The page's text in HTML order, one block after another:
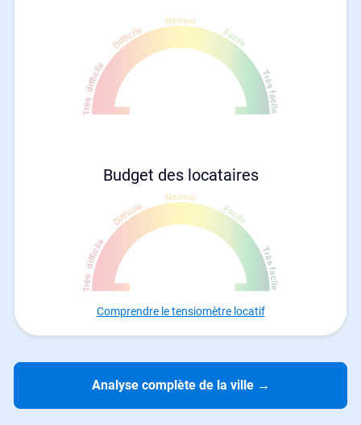
Budget des locataires
Comprendre le tensiomètre locatif
Analyse complète de la ville →